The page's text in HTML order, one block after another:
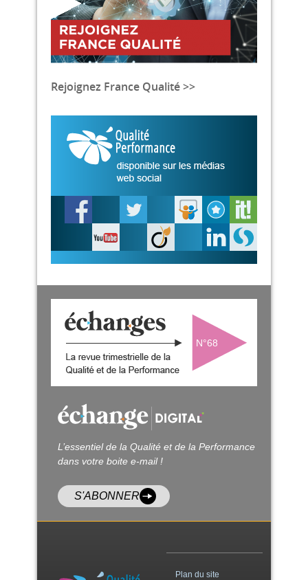
Rejoignez France Qualité >>
N°68
L’essentiel de la Qualité et de la Performance
dans votre boite e-mail !
S'ABONNER
Plan du site